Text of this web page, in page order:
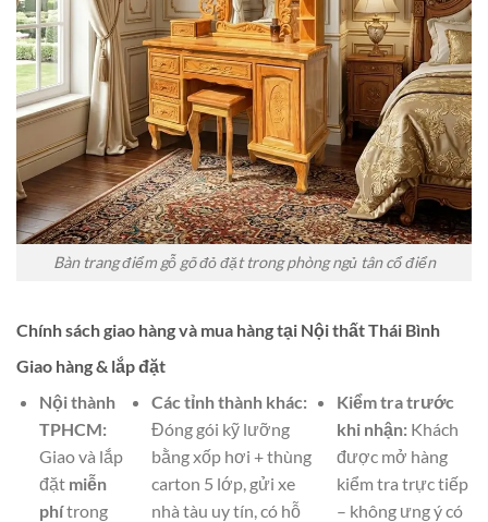
Bàn trang điểm gỗ gõ đỏ đặt trong phòng ngủ tân cổ điển
Chính sách giao hàng và mua hàng tại Nội thất Thái Bình
Giao hàng & lắp đặt
Nội thành
TPHCM:
Giao và lắp
đặt miễn
phítrong
Các tỉnh thành khác:
Đóng gói kỹ lưỡng
bằng xốp hơi + thùng
carton 5 lớp, gửi xe
nhà tàu uy tín, có hỗ
Kiểm tra trước
khi nhận: Khách
được mở hàng
kiểm tra trực tiếp
– không ưng ý có